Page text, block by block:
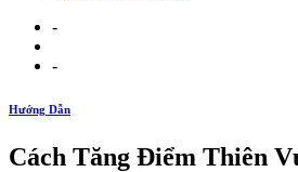
-
-
Hướng Dẫn
Cách Tăng Điểm Thiên